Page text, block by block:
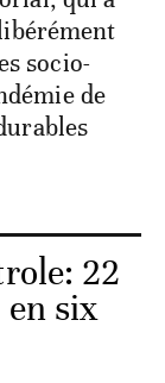
socio-
de
22
six